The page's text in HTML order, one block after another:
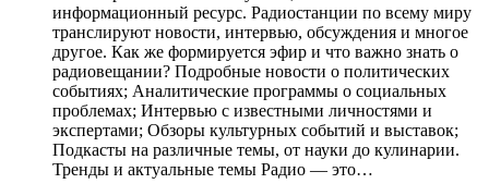
информационный ресурс. Радиостанции по всему миру
транслируют новости, интервью, обсуждения и многое
другое. Как же формируется эфир и что важно знать о
радиовещании? Подробные новости о политических
событиях; Аналитические программы о социальных
проблемах; Интервью с известными личностями и
экспертами; Обзоры культурных событий и выставок;
Подкасты на различные темы, от науки до кулинарии.
Тренды и актуальные темы Радио — это…